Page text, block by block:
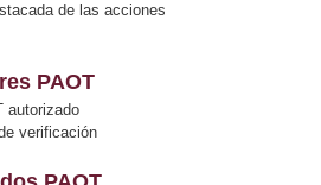
de las acciones
PAOT
autorizado
verificación